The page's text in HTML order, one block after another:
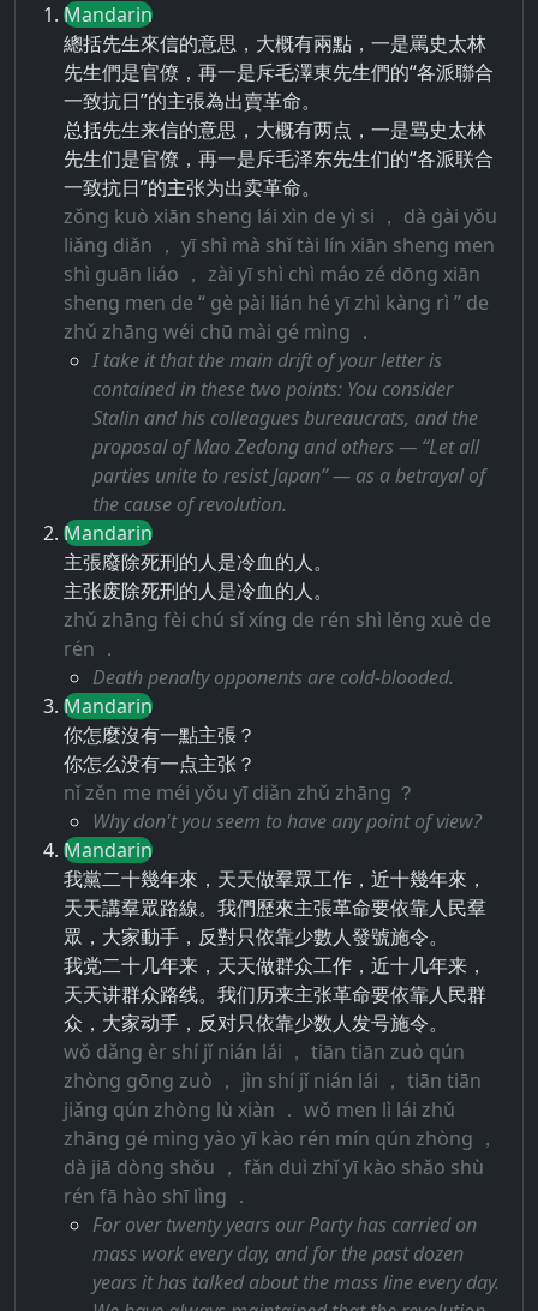
Mandarin
總括先生來信的意思，大概有兩點，一是罵史太林
先生們是官僚，再一是斥毛澤東先生們的“各派聯合
一致抗日”的主張為出賣革命。
总括先生来信的意思，大概有两点，一是骂史太林
先生们是官僚，再一是斥毛泽东先生们的“各派联合
一致抗日”的主张为出卖革命。
zǒng kuò xiān sheng lái xìn de yì si ， dà gài yǒu
liǎng diǎn ， yī shì mà shǐ tài lín xiān sheng men
shì guān liáo ， zài yī shì chì máo zé dōng xiān
sheng men de “ gè pài lián hé yī zhì kàng rì ” de
zhǔ zhāng wéi chū mài gé mìng ．
I take it that the main drift of your letter is
contained in these two points: You consider
Stalin and his colleagues bureaucrats, and the
proposal of Mao Zedong and others — “Let all
parties unite to resist Japan” — as a betrayal of
the cause of revolution.
Mandarin
主張廢除死刑的人是冷血的人。
主张废除死刑的人是冷血的人。
zhǔ zhāng fèi chú sǐ xíng de rén shì lěng xuè de
rén ．
Death penalty opponents are cold-blooded.
Mandarin
你怎麼沒有一點主張？
你怎么没有一点主张？
nǐ zěn me méi yǒu yī diǎn zhǔ zhāng ？
Why don't you seem to have any point of view?
Mandarin
我黨二十幾年來，天天做羣眾工作，近十幾年來，
天天講羣眾路線。我們歷來主張革命要依靠人民羣
眾，大家動手，反對只依靠少數人發號施令。
我党二十几年来，天天做群众工作，近十几年来，
天天讲群众路线。我们历来主张革命要依靠人民群
众，大家动手，反对只依靠少数人发号施令。
wǒ dǎng èr shí jǐ nián lái ， tiān tiān zuò qún
zhòng gōng zuò ， jìn shí jǐ nián lái ， tiān tiān
jiǎng qún zhòng lù xiàn ． wǒ men lì lái zhǔ
zhāng gé mìng yào yī kào rén mín qún zhòng ，
dà jiā dòng shǒu ， fǎn duì zhǐ yī kào shǎo shù
rén fā hào shī lìng ．
For over twenty years our Party has carried on
mass work every day, and for the past dozen
years it has talked about the mass line every day.